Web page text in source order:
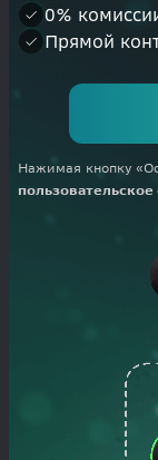
0%
Прямой
Нажимая кнопку